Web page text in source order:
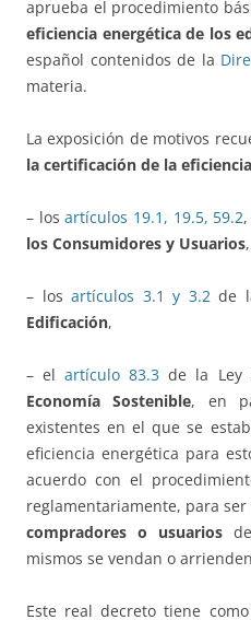
aprueba el procedimiento
eficiencia energética de los
español contenidos de la
materia.
La exposición de motivos
la certificación de la
– losartículos 19.1, 19.5, 59.2
los Consumidores y Usuarios,
– los artículos 3.1 y 3.2de
Edificación,
– elartículo 83.3 de la Ley
Economía Sostenible, en
existentes en el que se
eficiencia energética para
acuerdo con el
reglamentariamente, para ser
compradores o usuariosde
mismos se vendan o
Este real decreto tiene como